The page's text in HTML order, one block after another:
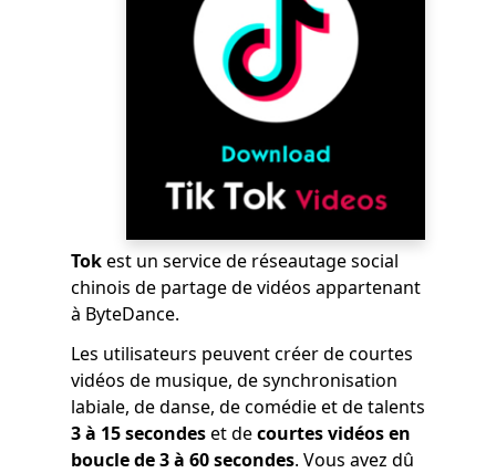
Tokest un service de réseautage social
chinois de partage de vidéos appartenant
à ByteDance.
Les utilisateurs peuvent créer de courtes
vidéos de musique, de synchronisation
labiale, de danse, de comédie et de talents
3 à 15 secondeset decourtes vidéos en
boucle de 3 à 60 secondes. Vous avez dû